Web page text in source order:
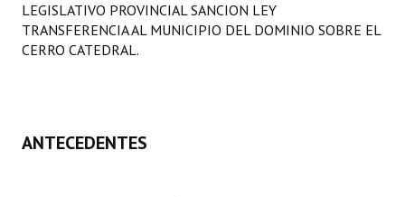
Constitución Nacional
Reglamento Interno
LEGISLATIVO PROVINCIAL SANCION LEY
TRANSFERENCIA AL MUNICIPIO DEL DOMINIO SOBRE EL
CERRO CATEDRAL.
ANTECEDENTES